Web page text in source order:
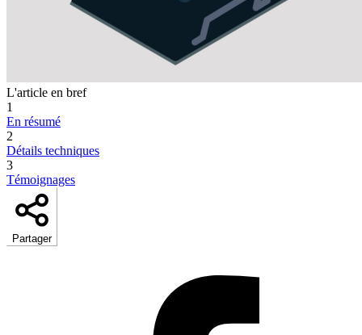
L'article en bref
1
En résumé
2
Détails techniques
3
Témoignages
Partager